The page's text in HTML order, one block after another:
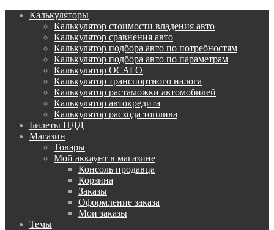
Калькуляторы
Калькулятор стоимости владения авто
Калькулятор сравнения авто
Калькулятор подбора авто по потребностям
Калькулятор подбора авто по параметрам
Калькулятор ОСАГО
Калькулятор транспортного налога
Калькулятор растаможки автомобилей
Калькулятор автокредита
Калькулятор расхода топлива
Билеты ПДД
Магазин
Товары
Мой аккаунт в магазине
Консоль продавца
Корзина
Заказы
Оформление заказа
Мои заказы
Темы